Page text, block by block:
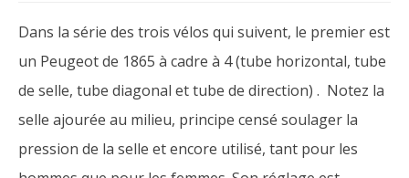
Dans la série des trois vélos qui suivent, le premier est
un Peugeot de 1865 à cadre à 4 (tube horizontal, tube
de selle, tube diagonal et tube de direction) . Notez la
selle ajourée au milieu, principe censé soulager la
pression de la selle et encore utilisé, tant pour les